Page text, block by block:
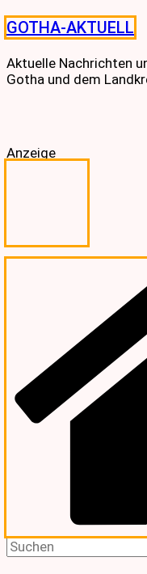
Skip
to
content
GOTHA-AKTUELL
Aktuelle Nachrichten
Gotha und dem
Anzeige